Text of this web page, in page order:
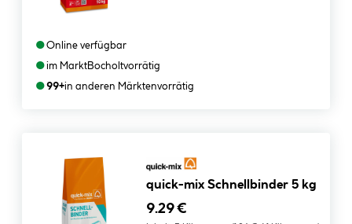
●Online verfügbar
●im MarktBocholtvorrätig
●99+in anderen Märktenvorrätig
quick-mix Schnellbinder 5 kg
9.29 €